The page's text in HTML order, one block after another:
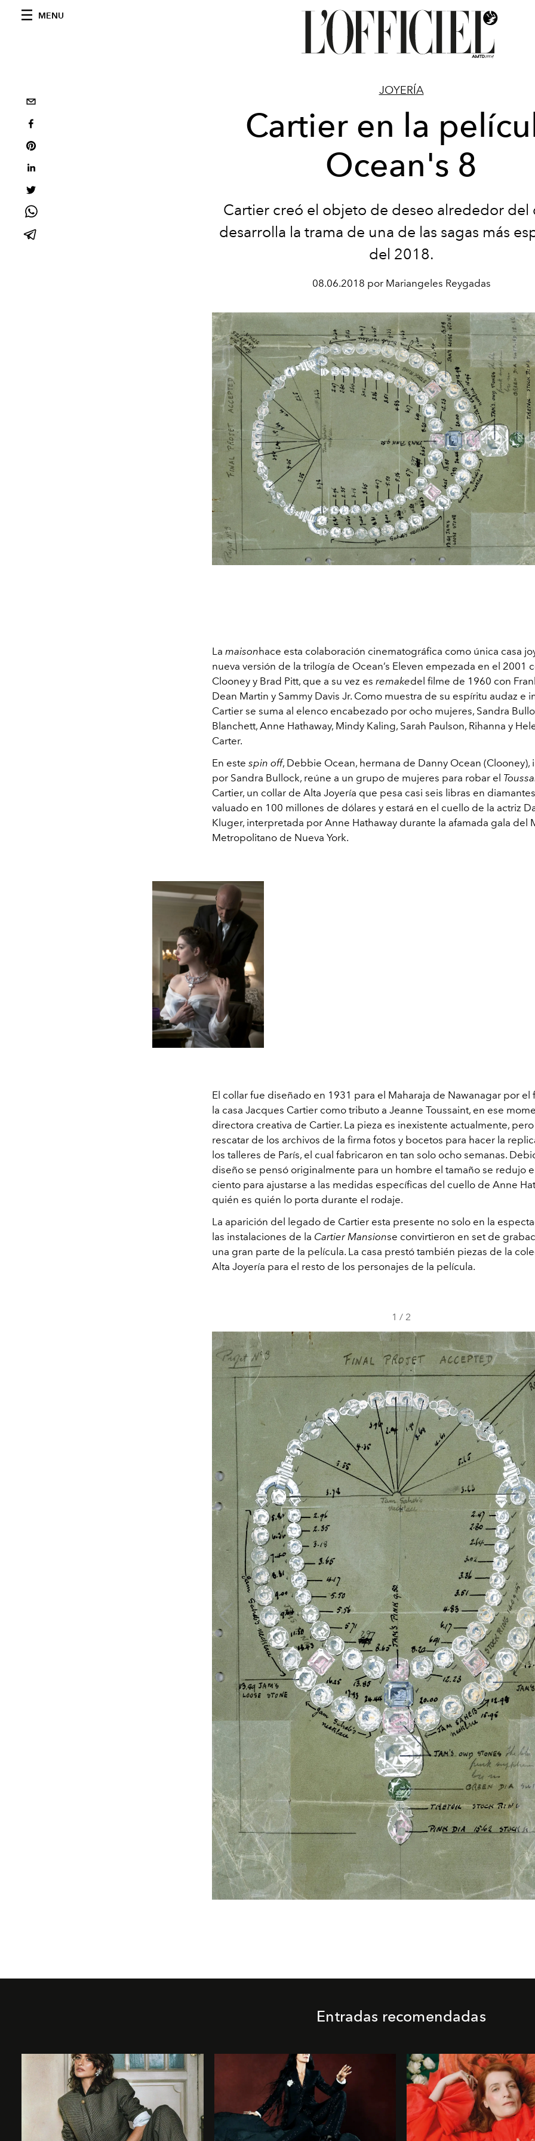
MENU
JOYERÍA
Cartier en la
Ocean's 8
Cartier creó el objeto de deseo alrededor del
desarrolla la trama de una de las sagas más
del 2018.
08.06.2018 por Mariangeles Reygadas
La maisonhace esta colaboración cinematográfica como única casa
nueva versión de la trilogía de Ocean’s Eleven empezada en el 2001
Clooney y Brad Pitt, que a su vez es remakedel filme de 1960 con
Dean Martin y Sammy Davis Jr. Como muestra de su espíritu audaz e
Cartier se suma al elenco encabezado por ocho mujeres, Sandra
Blanchett, Anne Hathaway, Mindy Kaling, Sarah Paulson, Rihanna y
Carter.
En este spin off, Debbie Ocean, hermana de Danny Ocean (Clooney),
por Sandra Bullock, reúne a un grupo de mujeres para robar el
Cartier, un collar de Alta Joyería que pesa casi seis libras en
valuado en 100 millones de dólares y estará en el cuello de la actriz
Kluger, interpretada por Anne Hathaway durante la afamada gala del
Metropolitano de Nueva York.
El collar fue diseñado en 1931 para el Maharaja de Nawanagar por el
la casa Jacques Cartier como tributo a Jeanne Toussaint, en ese
directora creativa de Cartier. La pieza es inexistente actualmente,
rescatar de los archivos de la firma fotos y bocetos para hacer la
los talleres de París, el cual fabricaron en tan solo ocho semanas.
diseño se pensó originalmente para un hombre el tamaño se redujo
ciento para ajustarse a las medidas específicas del cuello de Anne
quién es quién lo porta durante el rodaje.
La aparición del legado de Cartier esta presente no solo en la
las instalaciones de la Cartier Mansionse convirtieron en set de
una gran parte de la película. La casa prestó también piezas de la
Alta Joyería para el resto de los personajes de la película.
1 / 2
Entradas recomendadas